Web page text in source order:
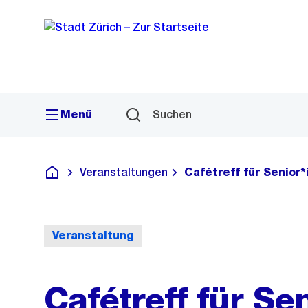
Navigation
Sprunglink
Menü Suchen
Deutsch
Veranstaltungen Cafétreff für
Veranstaltung
Cafétreff für